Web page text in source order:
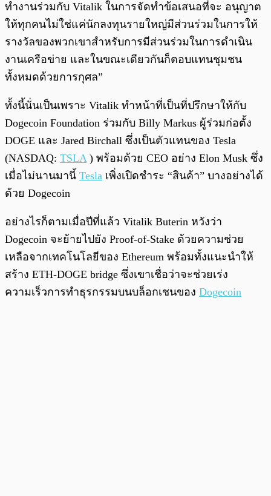
ทำงานร่วมกับ Vitalik ในการจัดทำข้อเสนอที่จะ อนุญาต
ให้ทุกคนไม่ใช่แค่นักลงทุนรายใหญ่มีส่วนร่วมในการให้
รางวัลของพวกเขาสำหรับการมีส่วนร่วมในการดำเนิน
งานเครือข่าย และในขณะเดียวกันก็ตอบแทนชุมชน
ทั้งหมดด้วยการกุศล”
ทั้งนี้นั่นเป็นเพราะ Vitalik ทำหน้าที่เป็นที่ปรึกษาให้กับ
Dogecoin Foundation ร่วมกับ Billy Markus ผู้ร่วมก่อตั้ง
DOGE และ Jared Birchall ซึ่งเป็นตัวแทนของ Tesla
(NASDAQ: TSLA) พร้อมด้วย CEO อย่าง Elon Musk ซึ่ง
เมื่อไม่นานมานี้ Tesla เพิ่งเปิดชำระ “สินค้า” บางอย่างได้
ด้วย Dogecoin
อย่างไรก็ตามเมื่อปีที่แล้ว Vitalik Buterin หวังว่า
Dogecoin จะย้ายไปยัง Proof-of-Stake ด้วยความช่วย
เหลือจากเทคโนโลยีของ Ethereum พร้อมทั้งแนะนำให้
สร้าง ETH-DOGE bridge ซึ่งเขาเชื่อว่าจะช่วยเร่ง
ความเร็วการทำธุรกรรมบนบล็อกเชนของ Dogecoin